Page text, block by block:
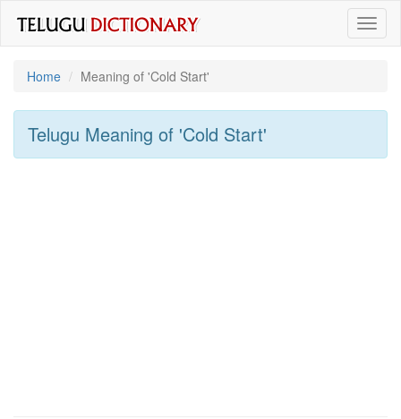
Home
Meaning of 'cold Start'
Telugu Meaning of 'cold Start'